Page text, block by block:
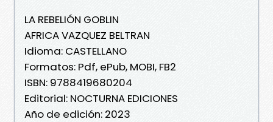
LA REBELIÓN GOBLIN
AFRICA VAZQUEZ BELTRAN
Idioma: CASTELLANO
Formatos: Pdf, ePub, MOBI, FB2
ISBN: 9788419680204
Editorial: NOCTURNA EDICIONES
Año de edición: 2023